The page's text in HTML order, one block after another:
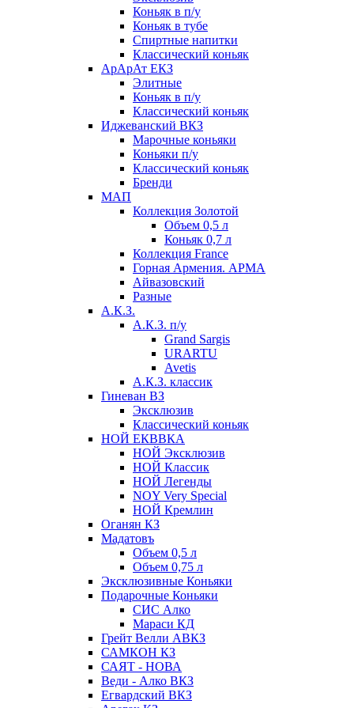
Коньяк в п/у
Коньяк в тубе
Спиртные напитки
Классический коньяк
АрАрАт ЕКЗ
Элитные
Коньяк в п/у
Классический коньяк
Иджеванский ВКЗ
Марочные коньяки
Коньяки п/у
Классический коньяк
Бренди
МАП
Коллекция Золотой
Объем 0,5 л
Коньяк 0,7 л
Коллекция France
Горная Армения. АРМА
Айвазовский
Разные
А.К.З.
А.К.З. п/у
Grand Sargis
URARTU
Avetis
А.К.З. классик
Гиневан ВЗ
Эксклюзив
Классический коньяк
НОЙ ЕКВВКА
НОЙ Эксклюзив
НОЙ Классик
НОЙ Легенды
NOY Very Speсial
НОЙ Кремлин
Оганян КЗ
Мадатовъ
Объем 0,5 л
Объем 0,75 л
Эксклюзивные Коньяки
Подарочные Коньяки
СИС Алко
Мараси КД
Грейт Велли АВКЗ
САМКОН КЗ
САЯТ - НОВА
Веди - Алко ВКЗ
Егвардский ВКЗ